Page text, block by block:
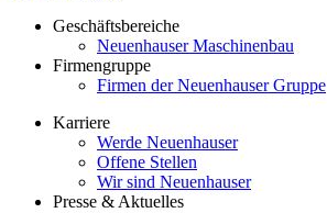
Geschäftsbereiche
Neuenhauser Maschinenbau
Firmengruppe
Firmen der Neuenhauser Gruppe
Karriere
Werde Neuenhauser
Offene Stellen
Wir sind Neuenhauser
Presse & Aktuelles